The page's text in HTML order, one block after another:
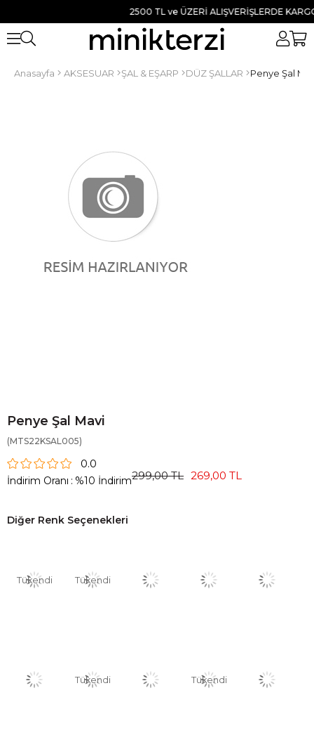
2500 TL ve ÜZERİ ALIŞVERİŞLERDE KARGO
Anasayfa AKSESUAR ŞAL & EŞARP DÜZ ŞALLAR Penye Şal
Penye Şal Mavi
(MTS22KSAL005)
0.0
İndirim Oranı : %10 İndirim299,00 TL 269,00 TL
Diğer Renk Seçenekleri
Tükendi Tükendi
Tükendi Tükendi